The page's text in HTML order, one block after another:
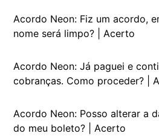
Acordo Neon: Fiz um acordo,
nome será limpo? | Acerto
Acordo Neon: Já paguei e
cobranças. Como proceder? |
Acordo Neon: Posso alterar a
do meu boleto? | Acerto